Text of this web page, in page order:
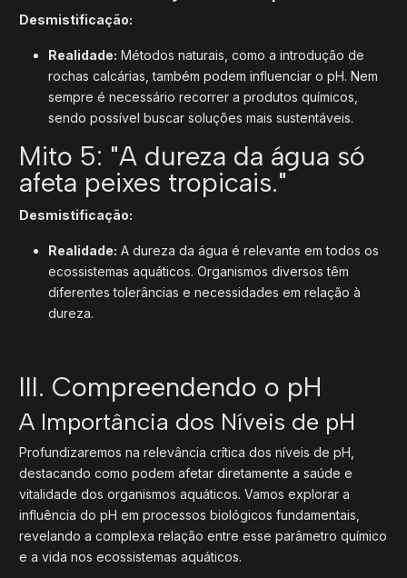
Desmistificação:
Realidade: Métodos naturais, como a introdução de
rochas calcárias, também podem influenciar o pH. Nem
sempre é necessário recorrer a produtos químicos,
sendo possível buscar soluções mais sustentáveis.
Mito 5: "A dureza da água só
afeta peixes tropicais."
Desmistificação:
Realidade: A dureza da água é relevante em todos os
ecossistemas aquáticos. Organismos diversos têm
diferentes tolerâncias e necessidades em relação à
dureza.
III. Compreendendo o pH
A Importância dos Níveis de pH
Profundizaremos na relevância crítica dos níveis de pH,
destacando como podem afetar diretamente a saúde e
vitalidade dos organismos aquáticos. Vamos explorar a
influência do pH em processos biológicos fundamentais,
revelando a complexa relação entre esse parâmetro químico
e a vida nos ecossistemas aquáticos.